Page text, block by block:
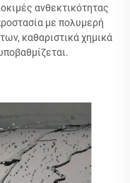
ανθεκτικότητας
με πολυμερή
καθαριστικά χημικά